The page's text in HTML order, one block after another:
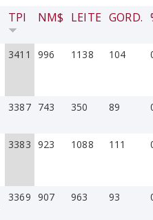
TPI NM$ LEITE GORD.
3411 996 1138 104
3387 743 350 89
3383 923 1088 111
3369 907 963 93